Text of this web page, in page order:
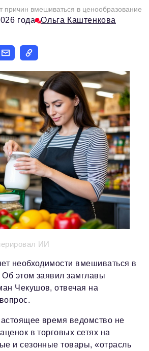
+7 495 727-01-67
редакции:
редакционная подписка
причин вмешиваться в ценообразование
года Ольга Каштенкова
ИИ
необходимости вмешиваться в
этом заявил замглавы
Чекушов, отвечая на
время ведомство не
в торговых сетях на
и сезонные товары, «отрасль